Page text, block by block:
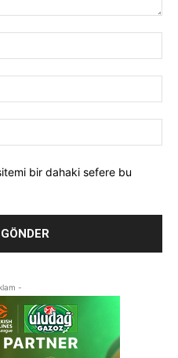
bir dahaki sefere bu
-